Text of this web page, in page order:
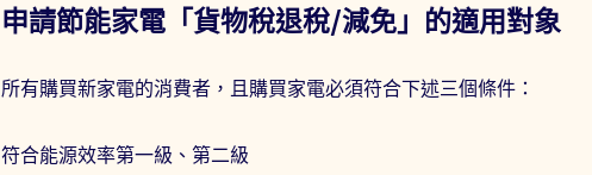
申請節能家電「貨物稅退稅/減免」的適用對象
所有購買新家電的消費者，且購買家電必須符合下述三個條件：
符合能源效率第一級、第二級